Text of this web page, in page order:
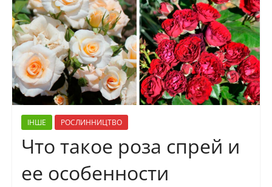
ІНШЕ РОСЛИННИЦТВО
Что такое роза спрей и
ее особенности